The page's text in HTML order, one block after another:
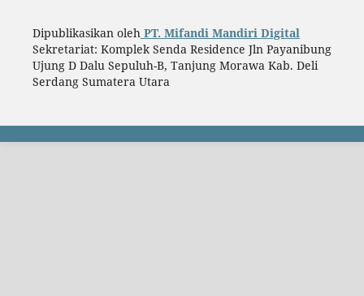
Dipublikasikan olehPT. Mifandi Mandiri Digital
Sekretariat: Komplek Senda Residence Jln Payanibung
Ujung D Dalu Sepuluh-B, Tanjung Morawa Kab. Deli
Serdang Sumatera Utara